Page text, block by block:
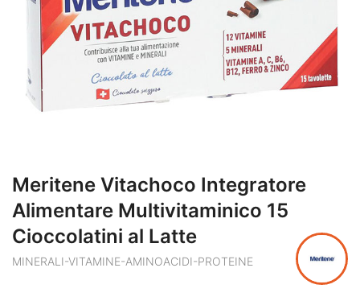
Meritene Vitachoco Integratore
Alimentare Multivitaminico 15
Cioccolatini al Latte
MINERALI-VITAMINE-AMINOACIDI-PROTEINE